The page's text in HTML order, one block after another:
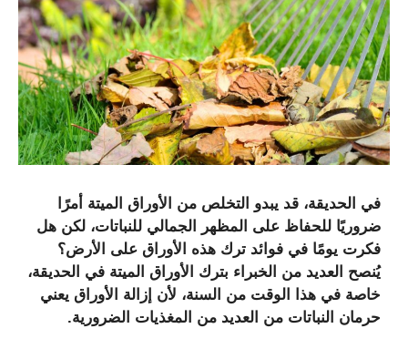
في الحديقة، قد يبدو التخلص من الأوراق الميتة أمرًا
ضروريًا للحفاظ على المظهر الجمالي للنباتات، لكن هل
فكرت يومًا في فوائد ترك هذه الأوراق على الأرض؟
يُنصح العديد من الخبراء بترك الأوراق الميتة في الحديقة،
خاصة في هذا الوقت من السنة، لأن إزالة الأوراق يعني
حرمان النباتات من العديد من المغذيات الضرورية.